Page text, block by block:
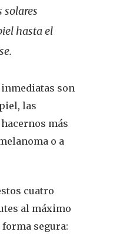
solares
hasta el
son
las
más
o a
cuatro
al máximo
forma segura:
Fitoterapia
La Voz De
Pacientes
Suscribirme